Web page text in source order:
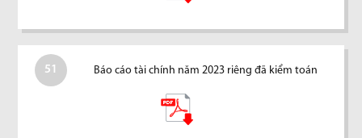
51 Báo cáo tài chính năm 2023 riêng đã kiểm toán